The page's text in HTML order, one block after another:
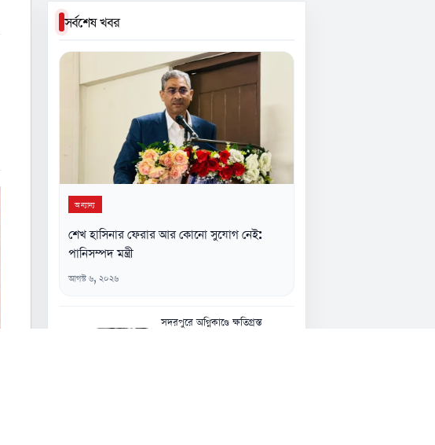
সর্বশেষ খবর
অন্যান্য
শেখ হাসিনার ফেরার আর কোনো সুযোগ নেই:
পানিসম্পদ মন্ত্রী
আগস্ট ৬, ২০২৬
সদরপুরে অগ্নিকাণ্ডে ক্ষতিগ্রস্ত